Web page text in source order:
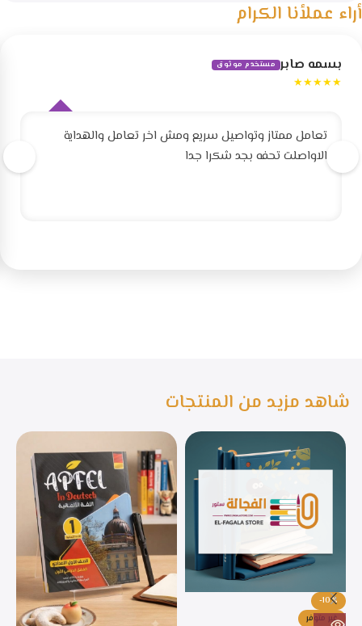
أراء عملأنا الكرام
بسمه صابر مستخدم موثوق
★★★★★
تعامل ممتاز وتواصيل سريع ومش اخر تعامل والهداية
الاواصلت تحفه بجد شكرا جدا
شاهد مزيد من المنتجات
-10%
غير متوفر